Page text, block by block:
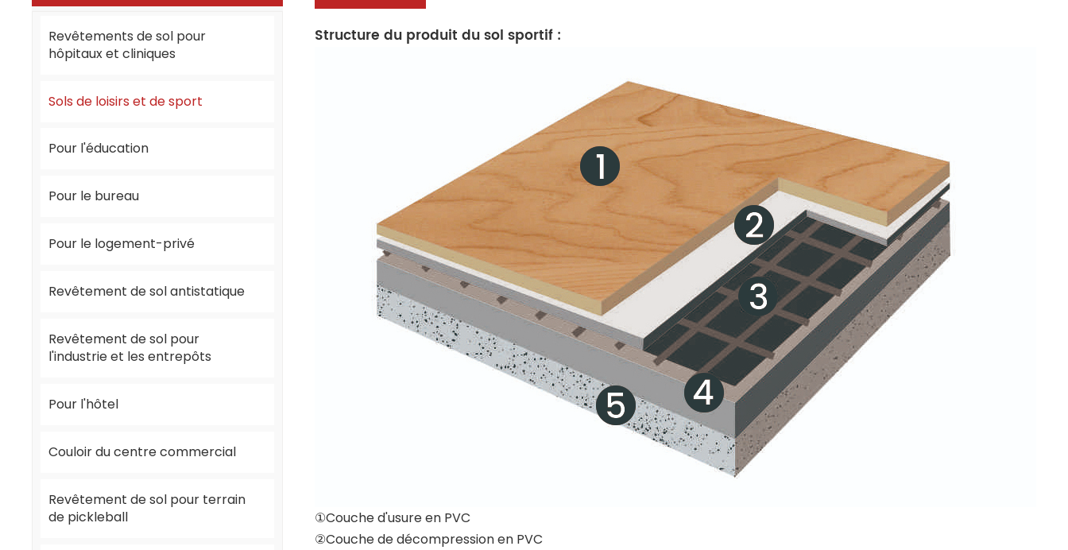
Revêtements de sol pour
hôpitaux et cliniques
Sols de loisirs et de sport
Pour l'éducation
Pour le bureau
Pour le logement-privé
Revêtement de sol antistatique
Revêtement de sol pour
l'industrie et les entrepôts
Pour l'hôtel
Couloir du centre commercial
Revêtement de sol pour terrain
de pickleball
Structure du produit du sol sportif :
①Couche d'usure en PVC
②Couche de décompression en PVC